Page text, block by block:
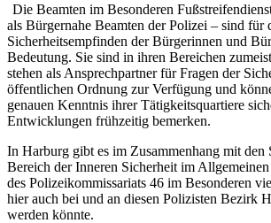
Die Beamten im Besonderen
als Bürgernahe Beamten der Polizei – sind für
Sicherheitsempfinden der Bürgerinnen und
Bedeutung. Sie sind in ihren Bereichen
stehen als Ansprechpartner für Fragen der
öffentlichen Ordnung zur Verfügung und
genauen Kenntnis ihrer Tätigkeitsquartiere
Entwicklungen frühzeitig bemerken.
In Harburg gibt es im Zusammenhang mit den
Bereich der Inneren Sicherheit im
des Polizeikommissariats 46 im Besonderen
hier auch bei und an diesen Polizisten Bezirk
werden könnte.